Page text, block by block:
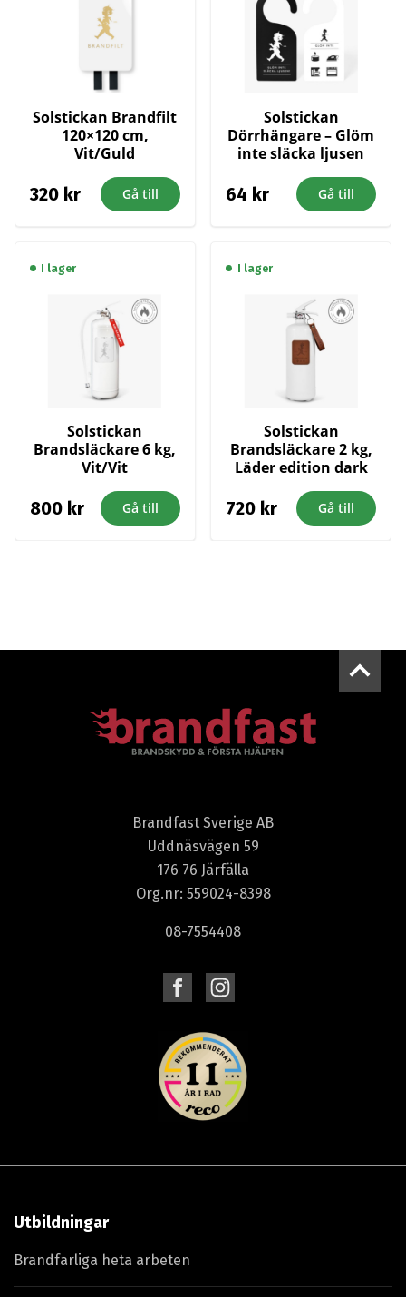
Solstickan Brandfilt
120×120 cm,
Vit/Guld
320 kr Gå till
Solstickan
Dörrhängare – Glöm
inte släcka ljusen
64 kr Gå till
I lager
Solstickan
Brandsläckare 6 kg,
Vit/Vit
800 kr Gå till
I lager
Solstickan
Brandsläckare 2 kg,
Läder edition dark
720 kr Gå till
Brandfast Sverige AB
Uddnäsvägen 59
176 76 Järfälla
Org.nr: 559024-8398
08-7554408
Utbildningar
Brandfarliga heta arbeten